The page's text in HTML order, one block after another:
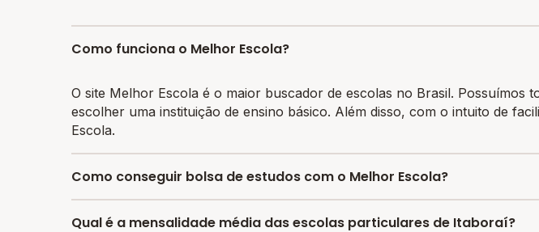
Como funciona o Melhor Escola?
O site Melhor Escola é o maior buscador de escolas no Brasil. Possuímos
escolher uma instituição de ensino básico. Além disso, com o intuito de
Escola.
Como conseguir bolsa de estudos com o Melhor Escola?
O programa de bolsa do Melhor Escola disponibiliza vagas com até 80%
Qual é a mensalidade média das escolas particulares de Itaboraí?